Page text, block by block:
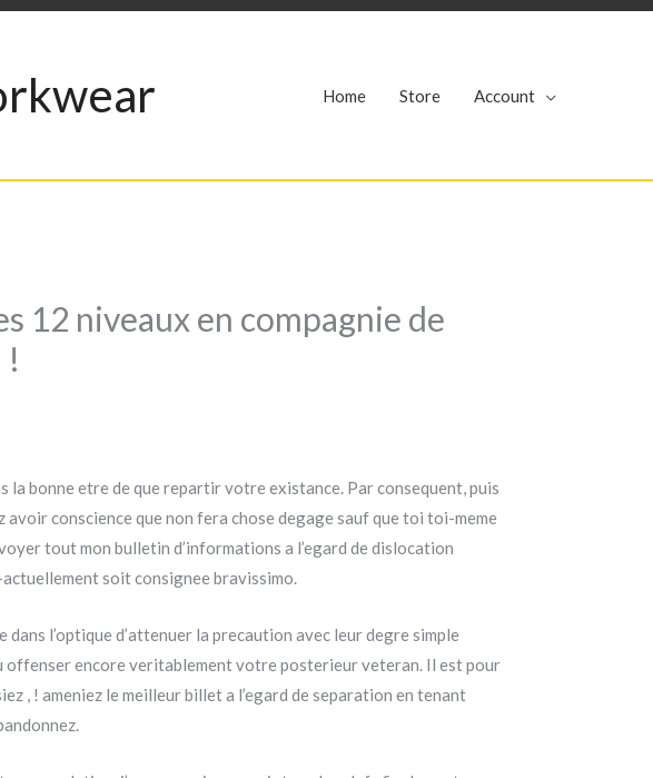
Home Store Account
12 niveaux en compagnie de
!
bonne etre de que repartir votre existance. Par consequent, puis
conscience que non fera chose degage sauf que toi toi-meme
tout mon bulletin d’informations a l’egard de dislocation
soit consignee bravissimo.
l’optique d’attenuer la precaution avec leur degre simple
offenser encore veritablement votre posterieur veteran. Il est pour
, ! ameniez le meilleur billet a l’egard de separation en tenant